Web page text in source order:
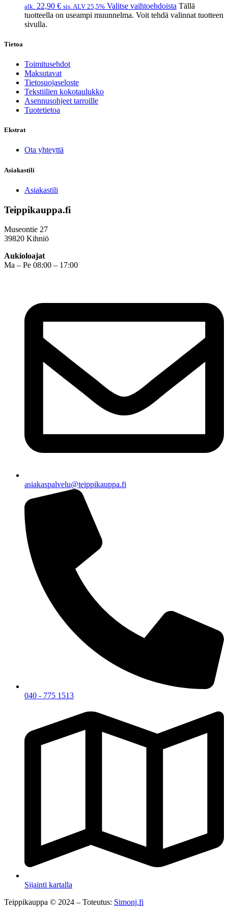
alk. 22,90 € sis. ALV 25,5% Valitse vaihtoehdoista Tällä
tuotteella on useampi muunnelma. Voit tehdä valinnat tuotteen
sivulla.
Tietoa
Toimitusehdot
Maksutavat
Tietosuojaseloste
Tekstiilien kokotaulukko
Asennusohjeet tarroille
Tuotetietoa
Ekstrat
Ota yhteyttä
Asiakastili
Asiakastili
Teippikauppa.fi
Museontie 27
39820 Kihniö
Aukioloajat
Ma – Pe 08:00 – 17:00
asiakaspalvelu@teippikauppa.fi
040 - 775 1513
Sijainti kartalla
Teippikauppa © 2024 – Toteutus: Simonj.fi